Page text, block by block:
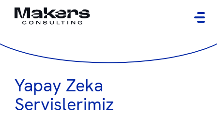
Yapay Zeka
Servislerimiz